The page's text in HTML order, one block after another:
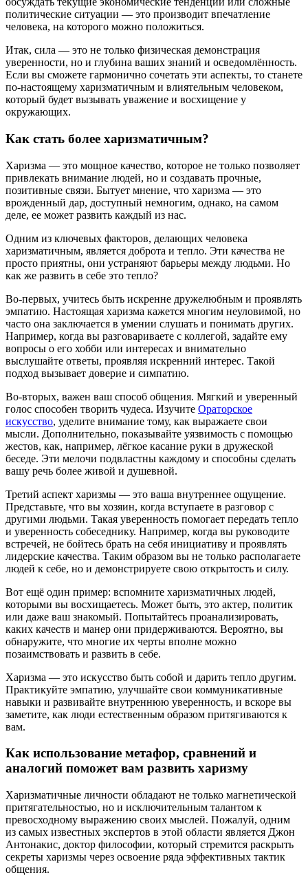
политические ситуации — это производит впечатление
человека, на которого можно положиться.
Итак, сила — это не только физическая демонстрация
уверенности, но и глубина ваших знаний и осведомлённость.
Если вы сможете гармонично сочетать эти аспекты, то станете
по-настоящему харизматичным и влиятельным человеком,
который будет вызывать уважение и восхищение у
окружающих.
Как стать более харизматичным?
Харизма — это мощное качество, которое не только позволяет
привлекать внимание людей, но и создавать прочные,
позитивные связи. Бытует мнение, что харизма — это
врожденный дар, доступный немногим, однако, на самом
деле, ее может развить каждый из нас.
Одним из ключевых факторов, делающих человека
харизматичным, является доброта и тепло. Эти качества не
просто приятны, они устраняют барьеры между людьми. Но
как же развить в себе это тепло?
Во-первых, учитесь быть искренне дружелюбным и проявлять
эмпатию. Настоящая харизма кажется многим неуловимой, но
часто она заключается в умении слушать и понимать других.
Например, когда вы разговариваете с коллегой, задайте ему
вопросы о его хобби или интересах и внимательно
выслушайте ответы, проявляя искренний интерес. Такой
подход вызывает доверие и симпатию.
Во-вторых, важен ваш способ общения. Мягкий и уверенный
голос способен творить чудеса. Изучите Ораторское
искусство, уделите внимание тому, как выражаете свои
мысли. Дополнительно, показывайте уязвимость с помощью
жестов, как, например, лёгкое касание руки в дружеской
беседе. Эти мелочи подвластны каждому и способны сделать
вашу речь более живой и душевной.
Третий аспект харизмы — это ваша внутреннее ощущение.
Представьте, что вы хозяин, когда вступаете в разговор с
другими людьми. Такая уверенность помогает передать тепло
и уверенность собеседнику. Например, когда вы руководите
встречей, не бойтесь брать на себя инициативу и проявлять
лидерские качества. Таким образом вы не только располагаете
людей к себе, но и демонстрируете свою открытость и силу.
Вот ещё один пример: вспомните харизматичных людей,
которыми вы восхищаетесь. Может быть, это актер, политик
или даже ваш знакомый. Попытайтесь проанализировать,
каких качеств и манер они придерживаются. Вероятно, вы
обнаружите, что многие их черты вполне можно
позаимствовать и развить в себе.
Харизма — это искусство быть собой и дарить тепло другим.
Практикуйте эмпатию, улучшайте свои коммуникативные
навыки и развивайте внутреннюю уверенность, и вскоре вы
заметите, как люди естественным образом притягиваются к
вам.
Как использование метафор, сравнений и
аналогий поможет вам развить харизму
Харизматичные личности обладают не только магнетической
притягательностью, но и исключительным талантом к
превосходному выражению своих мыслей. Пожалуй, одним
из самых известных экспертов в этой области является Джон
Антонакис, доктор философии, который стремится раскрыть
секреты харизмы через освоение ряда эффективных тактик
общения.